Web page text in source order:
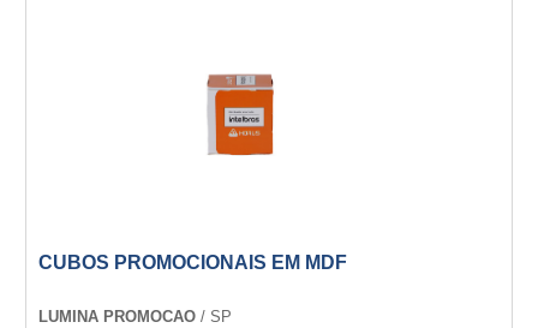
CUBOS PROMOCIONAIS EM MDF
LUMINA PROMOCAO / SP